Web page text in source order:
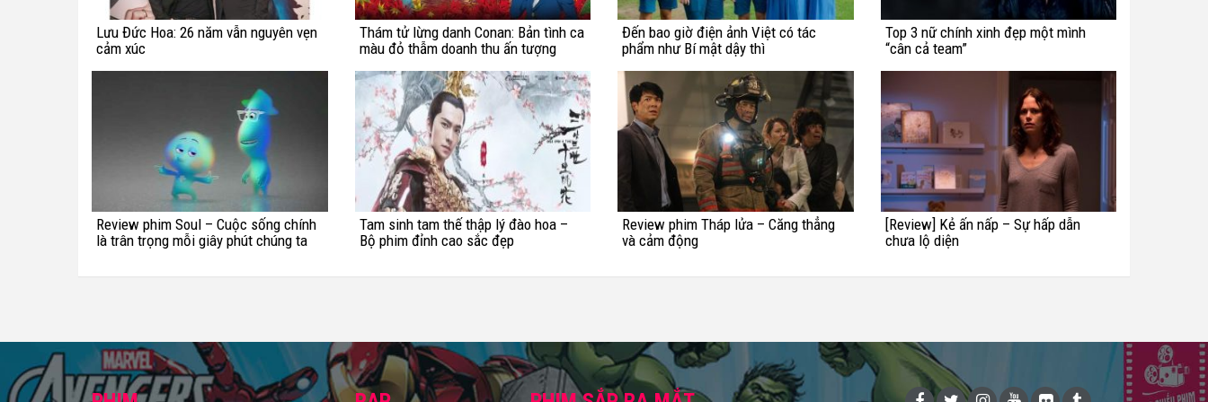
Lưu Đức Hoa: 26 năm vẫn nguyên vẹn
cảm xúc
Thám tử lừng danh Conan: Bản tình ca
màu đỏ thẫm doanh thu ấn tượng
Đến bao giờ điện ảnh Việt có tác
phẩm như Bí mật dậy thì
Top 3 nữ chính xinh đẹp một mình
“cân cả team”
Review phim Soul – Cuộc sống chính
là trân trọng mỗi giây phút chúng ta
Tam sinh tam thế thập lý đào hoa –
Bộ phim đỉnh cao sắc đẹp
Review phim Tháp lửa – Căng thẳng
và cảm động
[Review] Kẻ ấn nấp – Sự hấp dẫn
chưa lộ diện